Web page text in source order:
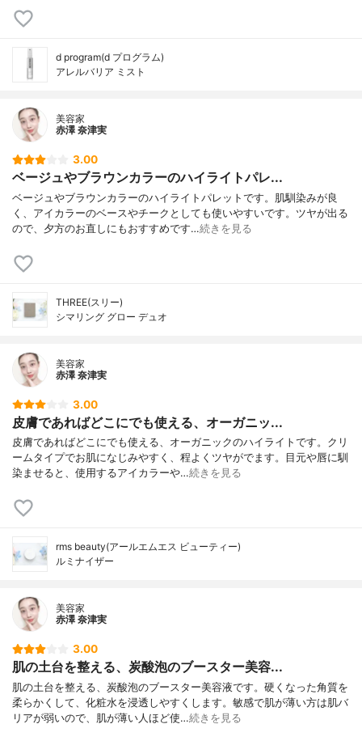
d program(d プログラム)
アレルバリア ミスト
美容家
赤澤 奈津実
3.00
ベージュやブラウンカラーのハイライトパレ...
ベージュやブラウンカラーのハイライトパレットです。肌馴染みが良
く、アイカラーのベースやチークとしても使いやすいです。ツヤが出る
ので、夕方のお直しにもおすすめです…続きを見る
THREE(スリー)
シマリング グロー デュオ
美容家
赤澤 奈津実
3.00
皮膚であればどこにでも使える、オーガニッ...
皮膚であればどこにでも使える、オーガニックのハイライトです。クリ
ームタイプでお肌になじみやすく、程よくツヤがでます。目元や唇に馴
染ませると、使用するアイカラーや…続きを見る
rms beauty(アールエムエス ビューティー)
ルミナイザー
美容家
赤澤 奈津実
3.00
肌の土台を整える、炭酸泡のブースター美容...
肌の土台を整える、炭酸泡のブースター美容液です。硬くなった角質を
柔らかくして、化粧水を浸透しやすくします。敏感で肌が薄い方は肌バ
リアが弱いので、肌が薄い人ほど使…続きを見る